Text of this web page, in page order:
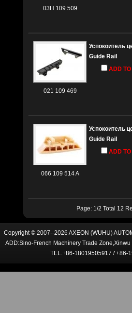
03H 109 509
021 109 469
Успокоитель
Guide Rail
ADD
066 109 514 A
Успокоитель
Guide Rail
ADD
Page: 1/2 Total 12
Copyright © 2007--2026 AXEON (WUHU)
ADD:Sino-French Machinery Trade
TEL:+86-18019505917 / +86-